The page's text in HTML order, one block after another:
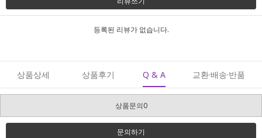
등록된 리뷰가 없습니다.
상품상세 상품후기 Q & A 교환·배송·반품
상품문의0
문의하기